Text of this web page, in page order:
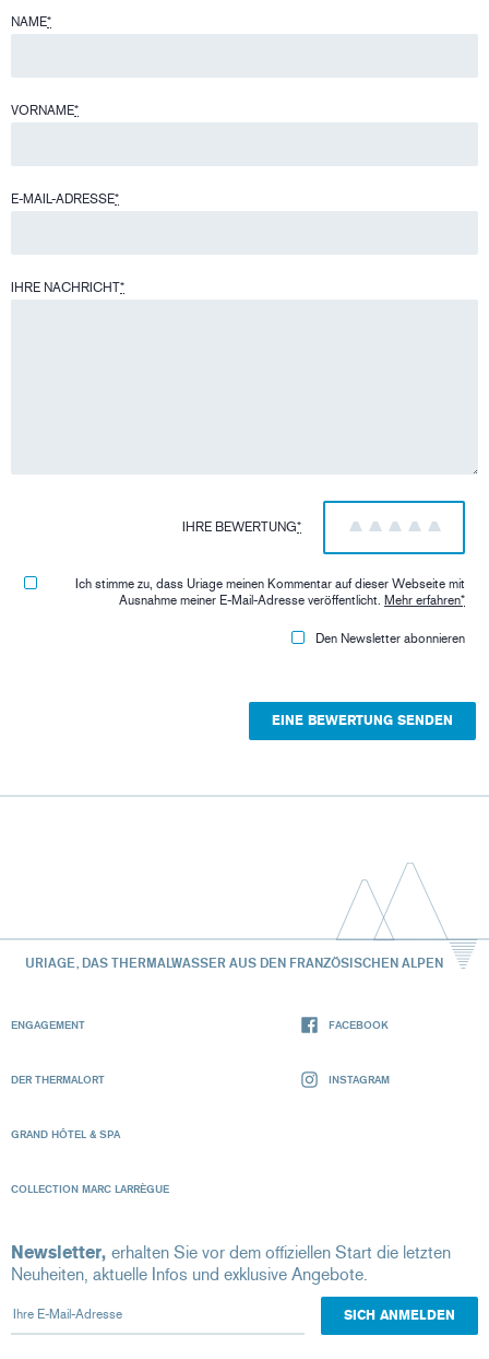
NAME*
VORNAME*
E-MAIL-ADRESSE*
IHRE NACHRICHT*
IHRE BEWERTUNG* 5
4
3
2
1
Ich stimme zu, dass Uriage meinen Kommentar auf dieser Webseite mit
Ausnahme meiner E-Mail-Adresse veröffentlicht. Mehr erfahren*
Den Newsletter abonnieren
URIAGE, DAS THERMALWASSER AUS DEN FRANZÖSISCHEN ALPEN
ENGAGEMENT
DER THERMALORT
GRAND HÔTEL & SPA
COLLECTION MARC LARRÈGUE
FACEBOOK
INSTAGRAM
Newsletter, erhalten Sie vor dem offiziellen Start die letzten
Neuheiten, aktuelle Infos und exklusive Angebote.
Ihre E-Mail-Adresse